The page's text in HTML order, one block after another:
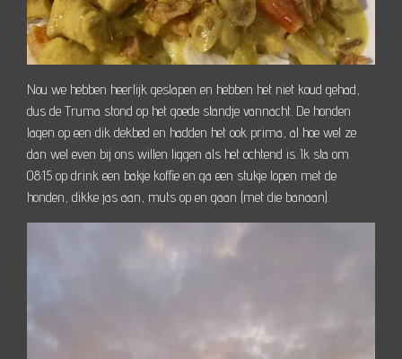
Nou we hebben heerlijk geslapen en hebben het niet koud gehad,
dus de Truma stond op het goede standje vannacht. De honden
lagen op een dik dekbed en hadden het ook prima, al hoe wel ze
dan wel even bij ons willen liggen als het ochtend is. Ik sta om
08:15 op drink een bakje koffie en ga een stukje lopen met de
honden, dikke jas aan, muts op en gaan (met die banaan).